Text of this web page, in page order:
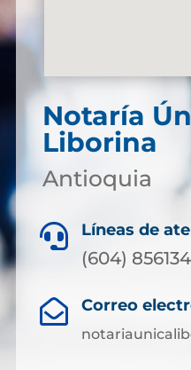
Notaría
Liborina
Antioquia
 Líneas de
(604)
 Correo